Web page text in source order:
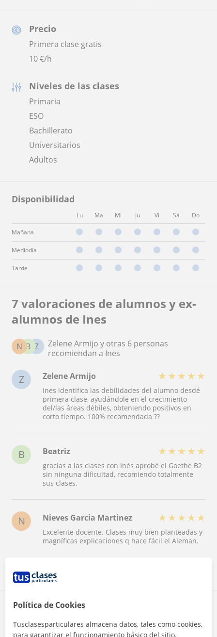
Precio
Primera clase gratis
10€/h
Niveles de las clases
Primaria
ESO
Bachillerato
Universitarios
Adultos
Disponibilidad
Lu Ma Mi Ju Vi Sá Do
Mañana
Mediodía
Tarde
7 valoraciones de alumnos y ex-
alumnos de Ines
Z
B
N
Zelene Armijo y otras 6 personas
recomiendan a Ines
Z Zelene Armijo ★ ★ ★ ★ ★
Ines identifica las debilidades del alumno desdé
primera clase, ayudándole en el crecimiento
del/las áreas débiles, obteniendo positivos en
corto tiempo. 100% recomendada ??
B Beatriz ★ ★ ★ ★ ★
gracias a las clases con Inés aprobé el Goethe B2
sin ninguna dificultad, recomiendo totalmente
sus clases.
N Nieves Garcia Martinez ★ ★ ★ ★ ★
Excelente docente. Clases muy bien planteadas y
magníficas explicaciones q hace fácil el Aleman.
Ver todas las valoraciones
Reconocimientos
Política de Cookies
Tusclasesparticulares almacena datos, tales como cookies,
para garantizar el funcionamiento básico del sitio,